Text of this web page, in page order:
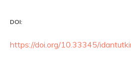
DOI:
https://doi.org/10.33345/